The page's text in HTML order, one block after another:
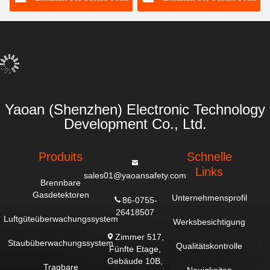
Stationen
Festgasanalysatoren
Yaoan (Shenzhen) Electronic Technology
Development Co., Ltd.
Produits
Brennbare
Gasdetektoren
Luftgüteüberwachungssystem
Staubüberwachungssystem
Tragbare
sales01@yaoansafety.com
86-0755-
26418507
Zimmer 517,
Fünfte Etage,
Gebäude 10B,
Schnelle
Links
Unternehmensprofil
Werksbesichtigung
Qualitätskontrolle